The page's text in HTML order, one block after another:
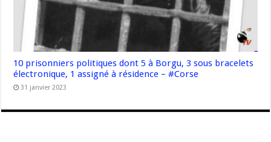
10 prisonniers politiques dont 5 à Borgu, 3 sous bracelets
électronique, 1 assigné à résidence – #Corse
31 janvier 2023